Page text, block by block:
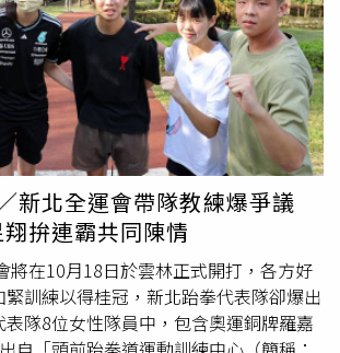
名義報名，在劉明杰教練指導下創造輝
是全國最高體育殿堂，即將在雲林開
在2023年就接下全運會旗。（圖／雲
例，帶隊教練是由選出最多選手的教練
由旗下僅2名選手的雄麒道館教練楊復
由 樹林高中陳怡卉教練帶隊，導致教練
在比賽前便有多次摩擦。「他選在平日
們根本無法過去。」黃昱翔說，代表隊
平時不是在體訓中心，就是在各自的大
才會回到高中母校集訓，而此次帶隊教
，集訓時間和地點都難以配合，還曾被
加，數千元的集訓費恐難以拿到。此
比賽往往是集體行動，除個別選手自行
新北全運會帶隊教練爆爭議
拚連霸共同陳情
將在10月18日於雲林正式開打，各方好
訓練以得桂冠，新北跆拳代表隊卻爆出
隊8位女性隊員中，包含奧運銅牌羅嘉